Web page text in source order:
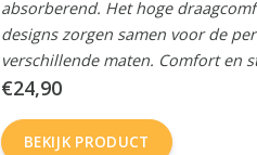
absorberend. Het hoge
designs zorgen samen voor de
verschillende maten. Comfort en
€24,90
BEKIJK PRODUCT